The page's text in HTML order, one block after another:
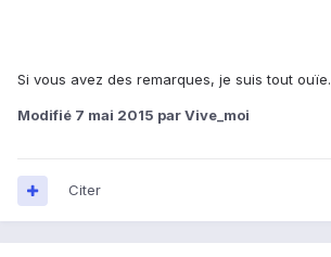
Si vous avez des remarques, je suis tout ouïe.
Modifié 7 mai 2015 par Vive_moi
Citer